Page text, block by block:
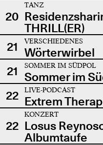
20
TANZ
THRILL(ER)
21
VERSCHIEDENES
Wörterwirbel
21
SOMMER IM SÜDPOL
Sommer im
22
LIVE-PODCAST
Extrem
22
KONZERT
Losus
Albumtaufe